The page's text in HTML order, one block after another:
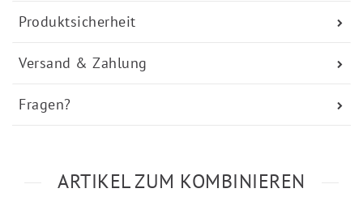
Produktsicherheit
Versand & Zahlung
Fragen?
ARTIKEL ZUM KOMBINIEREN